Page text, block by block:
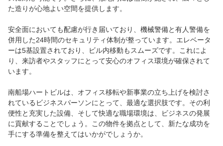
た造りが心地よい空間を提供します。
安全面においても配慮が行き届いており、機械警備と有人警備を
併用した24時間のセキュリティ体制が整っています。エレベータ
ーは5基設置されており、ビル内移動もスムーズです。これによ
り、来訪者やスタッフにとって安心のオフィス環境が確保されて
います。
南船場ハートビルは、オフィス移転や新事業の立ち上げを検討さ
れているビジネスパーソンにとって、最適な選択肢です。その利
便性と充実した設備、そして快適な職場環境は、ビジネスの発展
に貢献することでしょう。この物件を拠点として、新たな成功を
手にする準備を整えてはいかがでしょうか。